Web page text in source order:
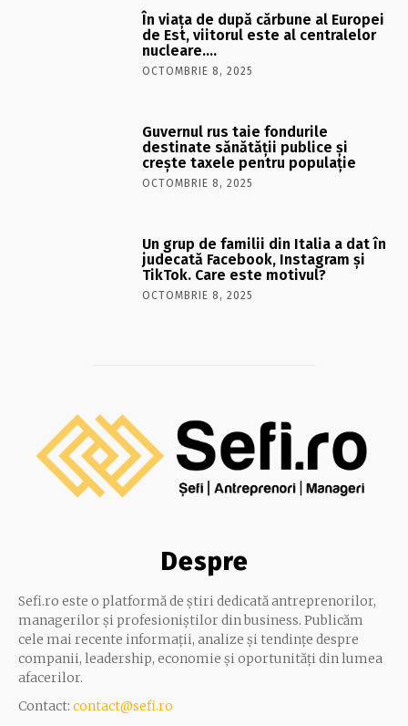
În viaţa de după cărbune al Europei
de Est, viitorul este al centralelor
nucleare….
OCTOMBRIE 8, 2025
Guvernul rus taie fondurile
destinate sănătății publice și
crește taxele pentru populație
OCTOMBRIE 8, 2025
Un grup de familii din Italia a dat în
judecată Facebook, Instagram și
TikTok. Care este motivul?
OCTOMBRIE 8, 2025
Despre
Sefi.ro este o platformă de știri dedicată antreprenorilor,
managerilor și profesioniștilor din business. Publicăm
cele mai recente informații, analize și tendințe despre
companii, leadership, economie și oportunități din lumea
afacerilor.
Contact: contact@sefi.ro